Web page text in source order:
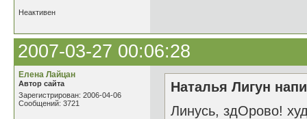
Неактивен
2007-03-27 00:06:28
Елена Лайцан
Автор сайта
Зарегистрирован: 2006-04-06
Сообщений: 3721
Наталья Лигун
Линусь, здОрово!